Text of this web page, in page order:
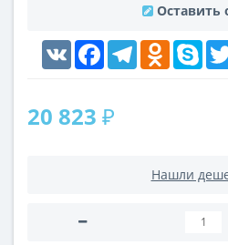
Оставить
VK FacebookTelegram
20 823 ₽
Нашли